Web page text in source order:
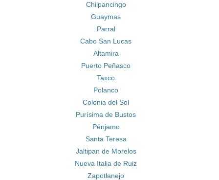
Chilpancingo
Guaymas
Parral
Cabo San Lucas
Altamira
Puerto Peñasco
Taxco
Polanco
Colonia del Sol
Purísima de Bustos
Pénjamo
Santa Teresa
Jaltipan de Morelos
Nueva Italia de Ruiz
Zapotlanejo